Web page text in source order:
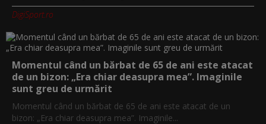
DigiSport.ro
Momentul când un bărbat de 65 de ani este atacat
de un bizon: „Era chiar deasupra mea”. Imaginile
sunt greu de urmărit
Momentul când un bărbat de 65 de ani este atacat de un
bizon: „Era chiar deasupra mea”. Imaginile...